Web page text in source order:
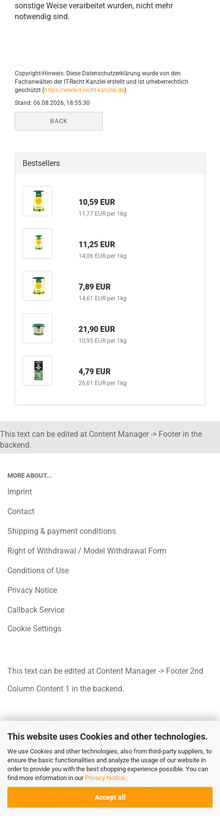
This website uses Cookies and other technologies.
We use Cookies and other technologies, also from third-party suppliers, to
ensure the basic functionalities and analyze the usage of our website in
order to provide you with the best shopping experience possible. You can
find more information in our Privacy Notice.
Accept all
sonstige Weise verarbeitet wurden, nicht mehr
notwendig sind.
Copyright-Hinweis: Diese Datenschutzerklärung wurde von den
Fachanwälten der IT-Recht Kanzlei erstellt und ist urheberrechtlich
geschützt (https://www.it-recht-kanzlei.de)
Stand: 06.08.2026, 18:55:30
BACK
Bestsellers
10,59 EUR
11,77 EUR per 1kg
11,25 EUR
14,06 EUR per 1kg
7,89 EUR
14,61 EUR per 1kg
21,90 EUR
10,95 EUR per 1kg
4,79 EUR
26,61 EUR per 1kg
This text can be edited at Content Manager -> Footer in the
backend.
MORE ABOUT...
Imprint
Contact
Shipping & payment conditions
Right of Withdrawal / Model Withdrawal Form
Conditions of Use
Privacy Notice
Callback Service
Cookie Settings
This text can be edited at Content Manager -> Footer 2nd
Column Content 1 in the backend.
This text can be edited at Content Manager -> Footer 4th